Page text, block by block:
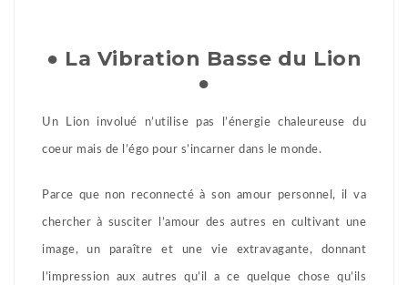
● La Vibration Basse du Lion
●
Un Lion involué n’utilise pas l’énergie chaleureuse du
coeur mais de l’égo pour s’incarner dans le monde.
Parce que non reconnecté à son amour personnel, il va
chercher à susciter l’amour des autres en cultivant une
image, un paraître et une vie extravagante, donnant
l’impression aux autres qu’il a ce quelque chose qu’ils